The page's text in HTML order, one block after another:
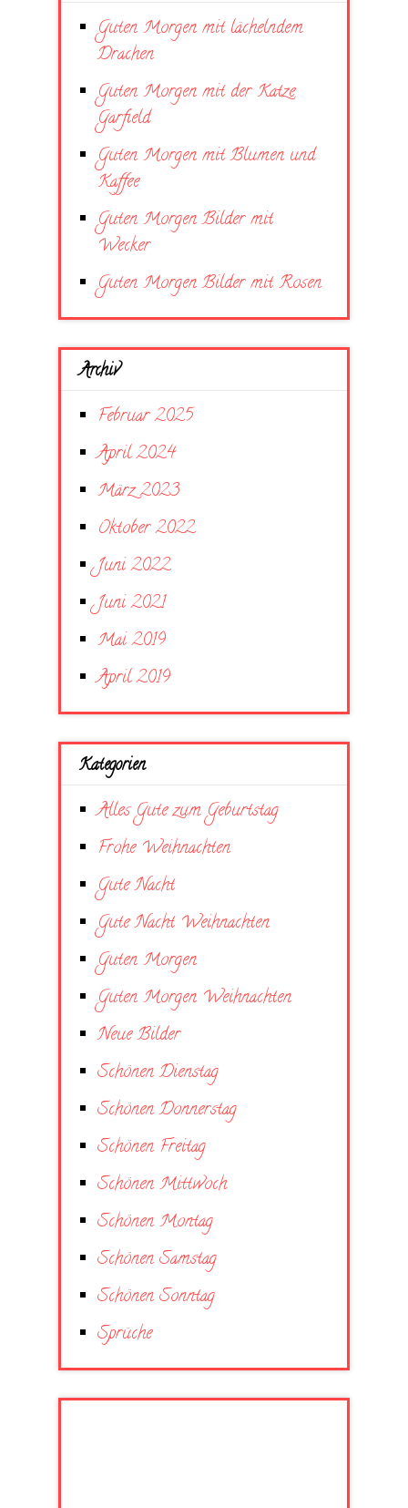
Guten Morgen mit lächelndem
Drachen
Guten Morgen mit der Katze
Garfield
Guten Morgen mit Blumen und
Kaffee
Guten Morgen Bilder mit
Wecker
Guten Morgen Bilder mit Rosen
Archiv
Februar 2025
April 2024
März 2023
Oktober 2022
Juni 2022
Juni 2021
Mai 2019
April 2019
Kategorien
Alles Gute zum Geburtstag
Frohe Weihnachten
Gute Nacht
Gute Nacht Weihnachten
Guten Morgen
Guten Morgen Weihnachten
Neue Bilder
Schönen Dienstag
Schönen Donnerstag
Schönen Freitag
Schönen Mittwoch
Schönen Montag
Schönen Samstag
Schönen Sonntag
Sprüche